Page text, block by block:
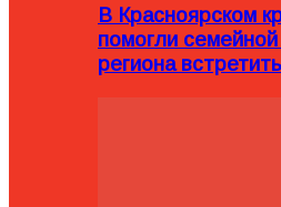
В Красноярском
помогли
региона